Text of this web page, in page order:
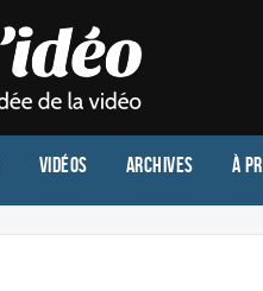
Vidéos Archives À